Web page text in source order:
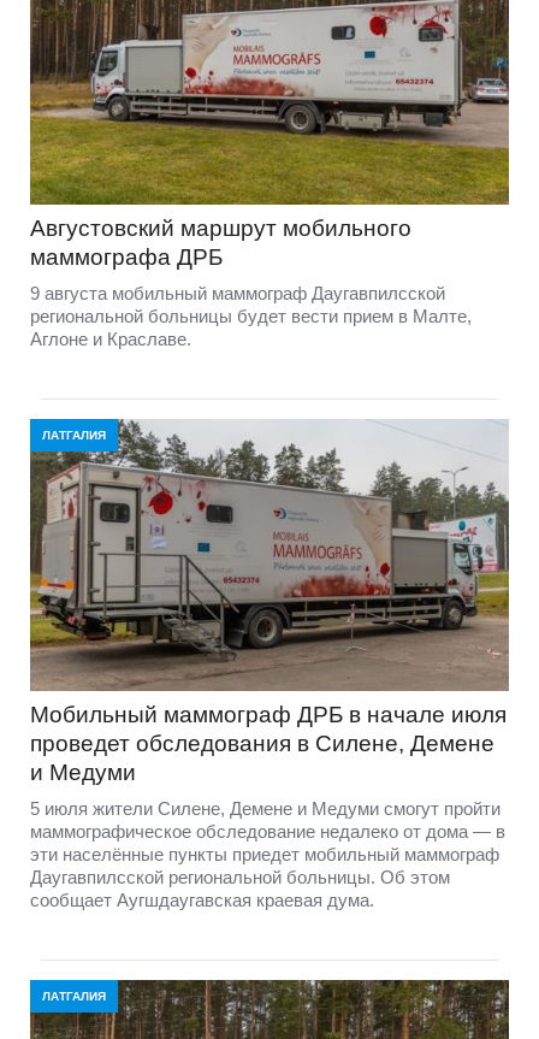
Августовский маршрут мобильного
маммографа ДРБ
9 августа мобильный маммограф Даугавпилсской
региональной больницы будет вести прием в Малте,
Аглоне и Краславе.
ЛАТГАЛИЯ
Мобильный маммограф ДРБ в начале июля
проведет обследования в Силене, Демене
и Медуми
5 июля жители Силене, Демене и Медуми смогут пройти
маммографическое обследование недалеко от дома — в
эти населённые пункты приедет мобильный маммограф
Даугавпилсской региональной больницы. Об этом
сообщает Аугшдаугавская краевая дума.
ЛАТГАЛИЯ